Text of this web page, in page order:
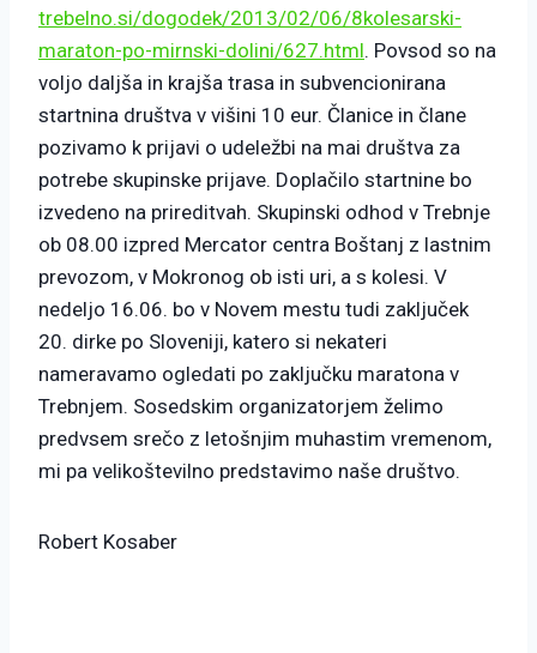
trebelno.si/dogodek/2013/02/06/8kolesarski-
maraton-po-mirnski-dolini/627.html. Povsod so na
voljo daljša in krajša trasa in subvencionirana
startnina društva v višini 10 eur. Članice in člane
pozivamo k prijavi o udeležbi na mai društva za
potrebe skupinske prijave. Doplačilo startnine bo
izvedeno na prireditvah. Skupinski odhod v Trebnje
ob 08.00 izpred Mercator centra Boštanj z lastnim
prevozom, v Mokronog ob isti uri, a s kolesi. V
nedeljo 16.06. bo v Novem mestu tudi zaključek
20. dirke po Sloveniji, katero si nekateri
nameravamo ogledati po zaključku maratona v
Trebnjem. Sosedskim organizatorjem želimo
predvsem srečo z letošnjim muhastim vremenom,
mi pa velikoštevilno predstavimo naše društvo.
Robert Kosaber